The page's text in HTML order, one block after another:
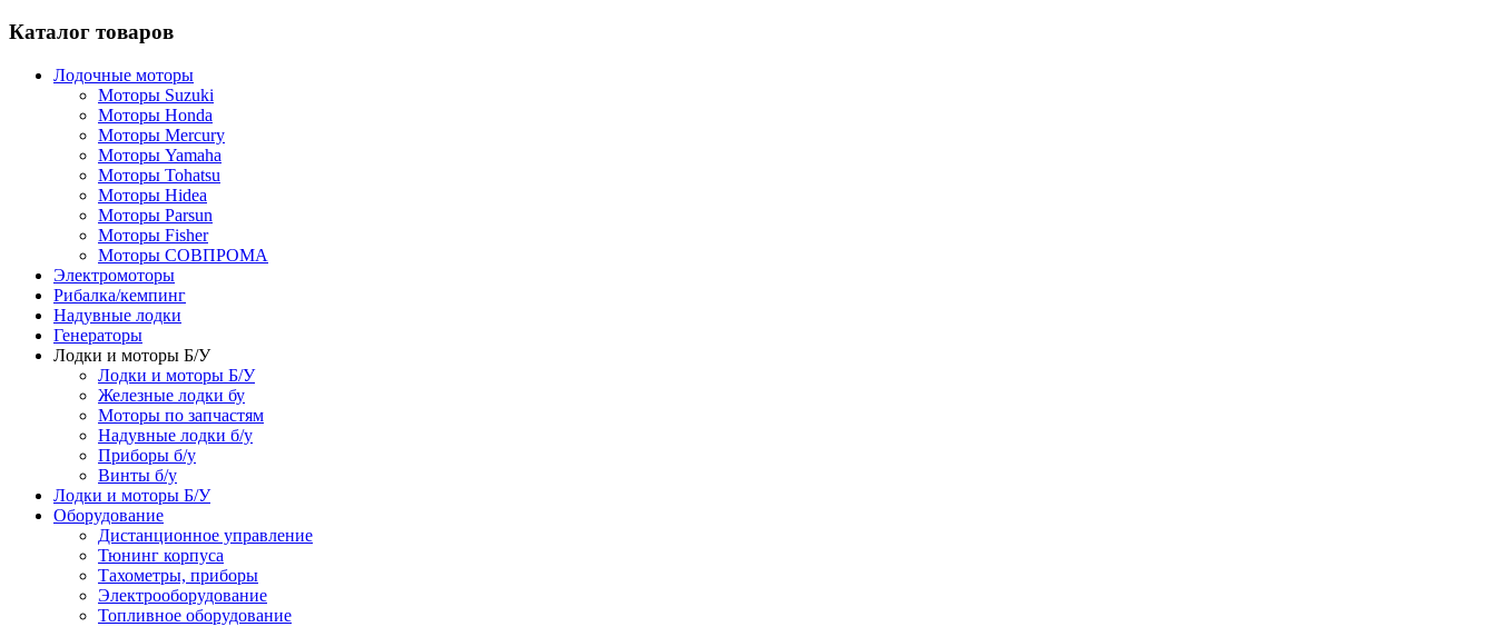
Каталог товаров
Лодочные моторы
Моторы Suzuki
Моторы Honda
Моторы Mercury
Моторы Yamaha
Моторы Tohatsu
Моторы Hidea
Моторы Parsun
Моторы Fisher
Моторы СОВПРОМА
Электромоторы
Рибалка/кемпинг
Надувные лодки
Генераторы
Лодки и моторы Б/У
Лодки и моторы Б/У
Железные лодки бу
Моторы по запчастям
Надувные лодки б/у
Приборы б/у
Винты б/у
Лодки и моторы Б/У
Оборудование
Дистанционное управление
Тюнинг корпуса
Тахометры, приборы
Электрооборудование
Топливное оборудование